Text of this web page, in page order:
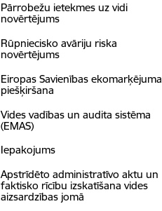
Pārrobežu ietekmes uz vidi
novērtējums
Rūpniecisko avāriju riska
novērtējums
Eiropas Savienības ekomarķējuma
piešķiršana
Vides vadības un audita sistēma
(EMAS)
Iepakojums
Apstrīdēto administratīvo aktu un
faktisko rīcību izskatīšana vides
aizsardzības jomā